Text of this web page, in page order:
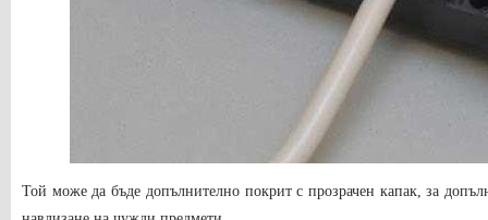
Той може да бъде допълнително покрит с прозрачен капак, за